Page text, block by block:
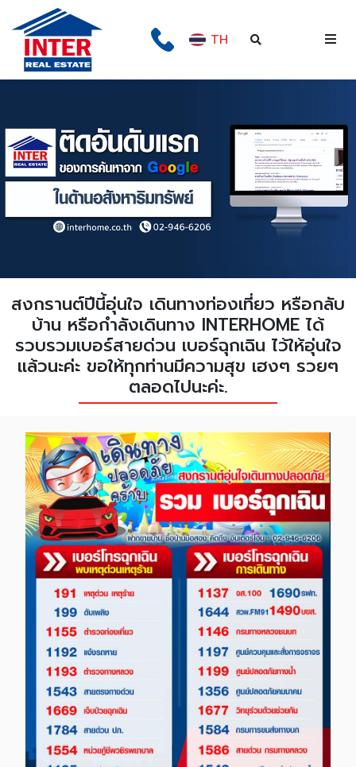
TH
สงกรานต์ปีนี้อุ่นใจ เดินทางท่องเที่ยว หรือกลับ
บ้าน หรือกำลังเดินทาง INTERHOME ได้
รวบรวมเบอร์สายด่วน เบอร์ฉุกเฉิน ไว้ให้อุ่นใจ
แล้วนะค่ะ ขอให้ทุกท่านมีความสุข เฮงๆ รวยๆ
ตลอดไปนะค่ะ.